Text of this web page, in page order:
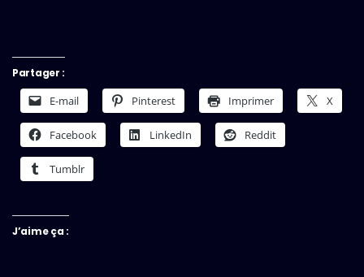
Partager :
E-mail Pinterest Imprimer X
Facebook LinkedIn Reddit
Tumblr
J’aime ça :